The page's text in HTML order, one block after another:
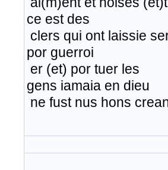
ce est des
clers qui ont laissie
por guerroi
er (et) por tuer les
gens iamaia en dieu
ne fust nus hons